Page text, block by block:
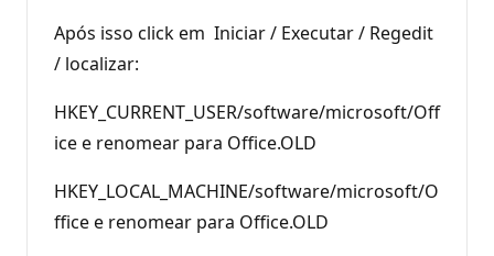
Após isso click em Iniciar / Executar / Regedit
/ localizar:
HKEY_CURRENT_USER/software/microsoft/Off
ice e renomear para Office.OLD
HKEY_LOCAL_MACHINE/software/microsoft/O
ffice e renomear para Office.OLD